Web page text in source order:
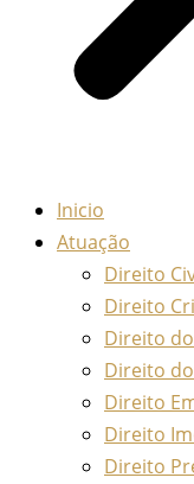
Inicio
Atuação
Direito
Direito
Direito
Direito
Direito
Direito
Direito